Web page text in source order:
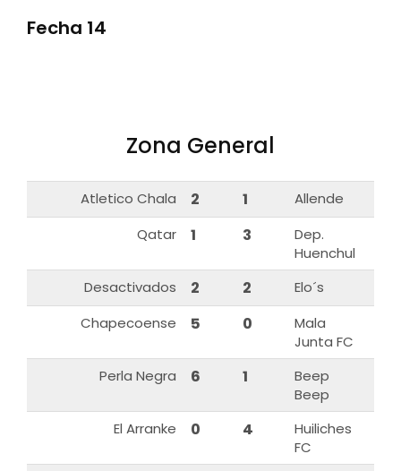
Fecha 14
Zona General
Atletico Chala 2 1
Allende
Qatar
1 3
Dep.
Huenchul
Desactivados
2 2
Elo´s
Chapecoense
5 0
Mala
Junta FC
Perla Negra
6 1
Beep
Beep
El Arranke
0 4
Huiliches
FC